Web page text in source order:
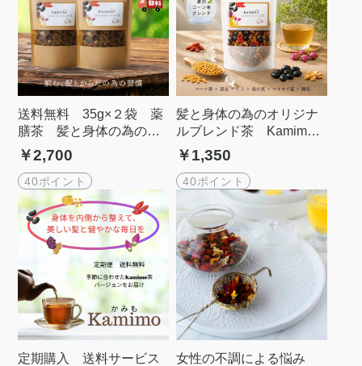
送料無料 35g×２袋 薬
膳茶 髪と身体の為のオ
リジナルブレンド茶 Ka
mimo かみも
￥2,700
40ポイント
髪と身体の為のオリジナ
ルブレンド茶 Kamimo
かみも 薬膳茶
￥1,350
40ポイント
定期購入 送料サービス
女性の不調による悩み